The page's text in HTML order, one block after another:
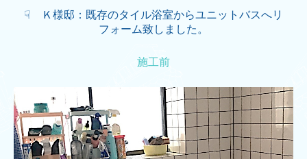
☟ Ｋ様邸：既存のタイル浴室からユニットバスへリ
フォーム致しました。
施工前